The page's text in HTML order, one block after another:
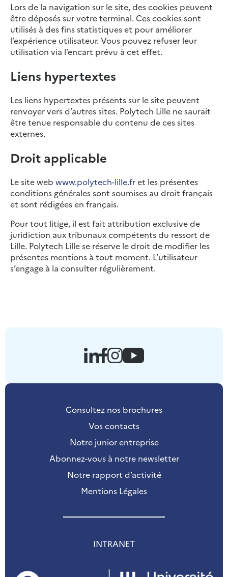
Lors de la navigation sur le site, des cookies peuvent
être déposés sur votre terminal. Ces cookies sont
utilisés à des fins statistiques et pour améliorer
l’expérience utilisateur. Vous pouvez refuser leur
utilisation via l’encart prévu à cet effet.
Liens hypertextes
Les liens hypertextes présents sur le site peuvent
renvoyer vers d’autres sites. Polytech Lille ne saurait
être tenue responsable du contenu de ces sites
externes.
Droit applicable
Le site web www.polytech-lille.fret les présentes
conditions générales sont soumises au droit français
et sont rédigées en français.
Pour tout litige, il est fait attribution exclusive de
juridiction aux tribunaux compétents du ressort de
Lille. Polytech Lille se réserve le droit de modifier les
présentes mentions à tout moment. L’utilisateur
s’engage à la consulter régulièrement.
Consultez nos brochures
Vos contacts
Notre junior entreprise
Abonnez-vous à notre newsletter
Notre rapport d’activité
Mentions Légales
INTRANET